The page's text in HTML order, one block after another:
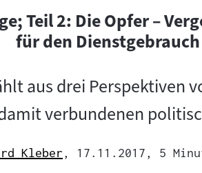
Teil 2: Die Opfer –
für den Dienstgebrauch
aus drei Perspektiven
verbundenen
Kleber, 17.11.2017, 5